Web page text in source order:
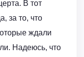
В тот
за то, что
ждали
Надеюсь, что